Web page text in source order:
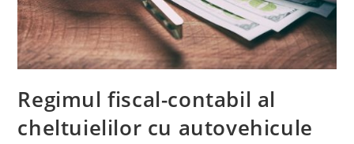
Regimul fiscal-contabil al
cheltuielilor cu autovehicule